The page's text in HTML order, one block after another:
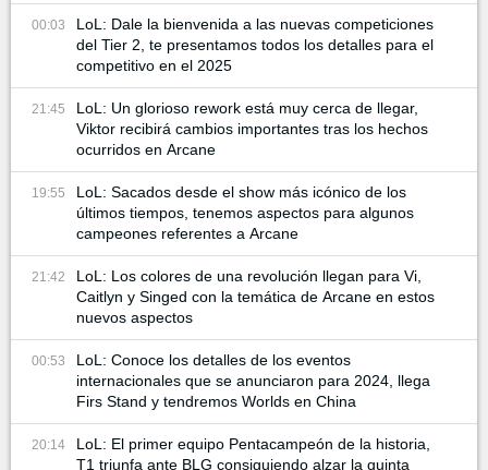
00:03
LoL: Dale la bienvenida a las nuevas competiciones
del Tier 2, te presentamos todos los detalles para el
competitivo en el 2025
21:45
LoL: Un glorioso rework está muy cerca de llegar,
Viktor recibirá cambios importantes tras los hechos
ocurridos en Arcane
19:55
LoL: Sacados desde el show más icónico de los
últimos tiempos, tenemos aspectos para algunos
campeones referentes a Arcane
21:42
LoL: Los colores de una revolución llegan para Vi,
Caitlyn y Singed con la temática de Arcane en estos
nuevos aspectos
00:53
LoL: Conoce los detalles de los eventos
internacionales que se anunciaron para 2024, llega
Firs Stand y tendremos Worlds en China
20:14
LoL: El primer equipo Pentacampeón de la historia,
T1 triunfa ante BLG consiguiendo alzar la quinta